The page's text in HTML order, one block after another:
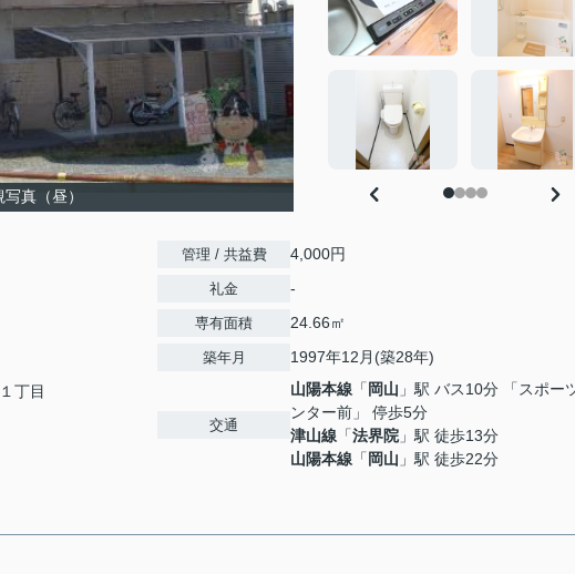
真（昼）
１丁目
管理 / 共益費 4,000円
礼金 -
専有面積 24.66㎡
築年月 1997年12月(築28年)
交通
山陽本線 「 岡山 」駅 バス10分 「スポー
ンター前」 停歩5分
津山線 「法界院 」駅 徒歩13分
山陽本線 「 岡山 」駅 徒歩22分